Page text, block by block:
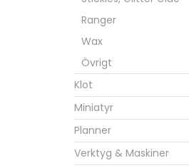
Ranger
Wax
Övrigt
Klot
Miniatyr
Planner
Verktyg & Maskiner